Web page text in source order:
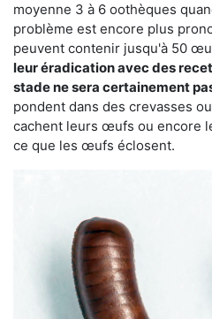
moyenne 3 à 6 oothèques
problème est encore plus
peuvent contenir jusqu'à 50
leur éradication avec des
stade ne sera certainement
pondent dans des crevasses
cachent leurs œufs ou encore
ce que les œufs éclosent.